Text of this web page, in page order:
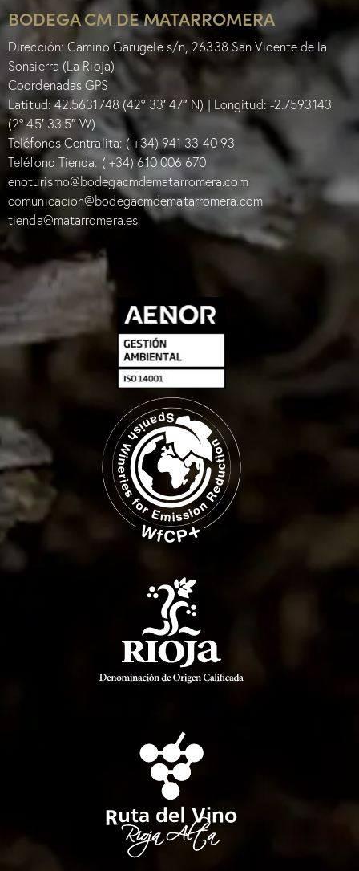
BODEGA CM DE MATARROMERA
Dirección: Camino Garugele s/n, 26338 San Vicente de la
Sonsierra (La Rioja)
Coordenadas GPS
Latitud: 42.5631748 (42° 33′ 47″ N) | Longitud: -2.7593143
(2° 45′ 33.5″ W)
Teléfonos Centralita: ( +34) 941 33 40 93
Teléfono Tienda: ( +34) 610 006 670
enoturismo@bodegacmdematarromera.com
comunicacion@bodegacmdematarromera.com
tienda@matarromera.es